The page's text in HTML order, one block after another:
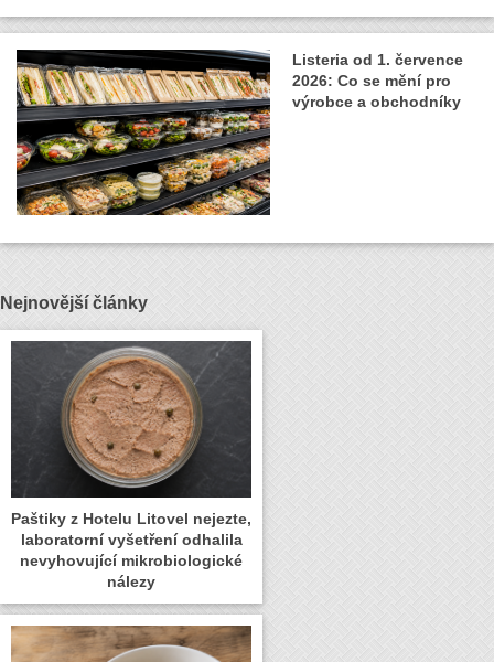
Listeria od 1. července
2026: Co se mění pro
výrobce a obchodníky
Nejnovější články
Paštiky z Hotelu Litovel nejezte,
laboratorní vyšetření odhalila
nevyhovující mikrobiologické
nálezy